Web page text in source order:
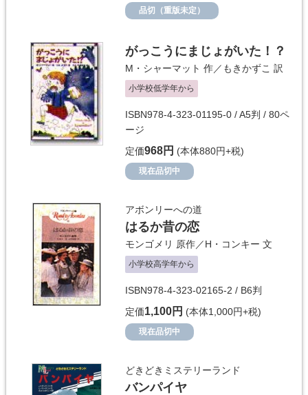
品切（重版未定）
がっこうにまじょがいた！？
M・シャーマット 作／ もきかずこ 訳
小学校低学年から
ISBN978-4-323-01195-0 / A5判 / 80ペ
ージ
定価968円 (本体880円+税)
現在品切中
アボンリーへの道
はるか昔の恋
モンゴメリ 原作／H・コンキー 文
小学校高学年から
ISBN978-4-323-02165-2 / B6判
定価1,100円 (本体1,000円+税)
現在品切中
どきどきミステリーランド
バンパイヤ